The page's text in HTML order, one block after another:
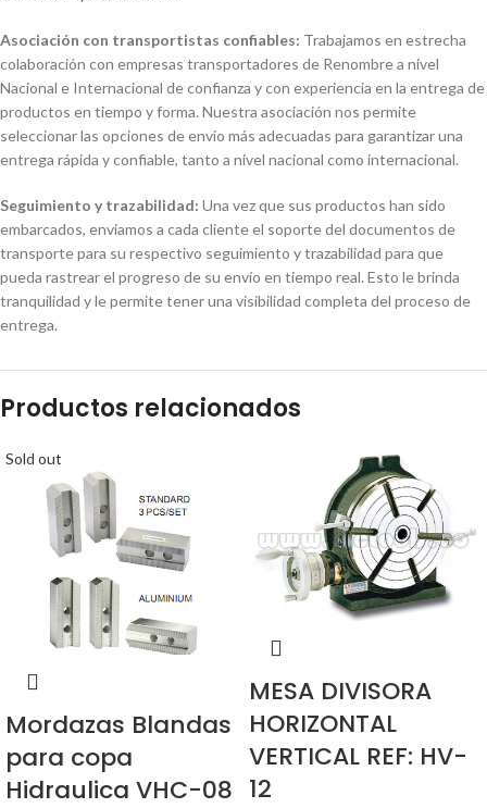
Asociación con transportistas confiables: Trabajamos en estrecha
colaboración con empresas transportadores de Renombre a nivel
Nacional e Internacional de confianza y con experiencia en la entrega de
productos en tiempo y forma. Nuestra asociación nos permite
seleccionar las opciones de envío más adecuadas para garantizar una
entrega rápida y confiable, tanto a nivel nacional como internacional.
Seguimiento y trazabilidad: Una vez que sus productos han sido
embarcados, enviamos a cada cliente el soporte del documentos de
transporte para su respectivo seguimiento y trazabilidad para que
pueda rastrear el progreso de su envío en tiempo real. Esto le brinda
tranquilidad y le permite tener una visibilidad completa del proceso de
entrega.
Productos relacionados
Sold out
Mordazas Blandas
para copa
Hidraulica VHC-08
MESA DIVISORA
HORIZONTAL
VERTICAL REF: HV-
12